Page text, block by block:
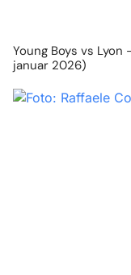
Young Boys vs
januar 2026)